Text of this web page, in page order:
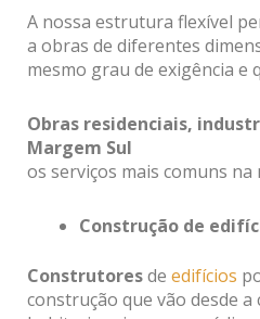
A nossa estrutura flexível
a obras de diferentes
mesmo grau de exigência e
Obras residenciais,
Margem Sul
os serviços mais comuns
Construção de
Construtoresde edifícios
construção que vão desde